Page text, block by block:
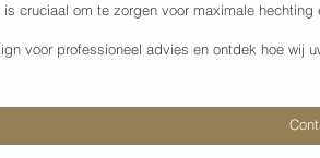
cruciaal om te zorgen voor maximale hechting
voor professioneel advies en ontdek hoe wij